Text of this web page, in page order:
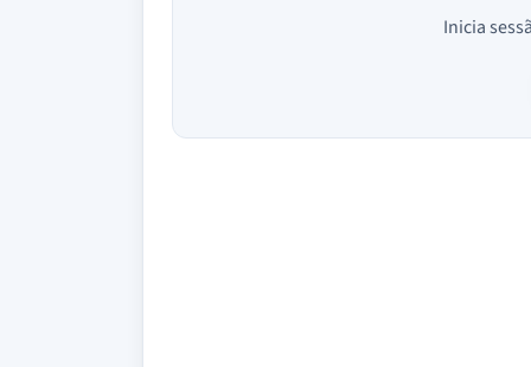
Inicia